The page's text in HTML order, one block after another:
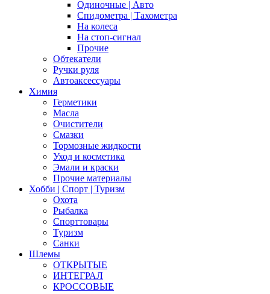
Одиночные | Авто
Спидометра | Тахометра
На колеса
На стоп-сигнал
Прочие
Обтекатели
Ручки руля
Автоаксессуары
Химия
Герметики
Масла
Очистители
Смазки
Тормозные жидкости
Уход и косметика
Эмали и краски
Прочие материалы
Хобби | Cпорт | Туризм
Охота
Рыбалка
Спорттовары
Туризм
Санки
Шлемы
ОТКРЫТЫЕ
ИНТЕГРАЛ
КРОССОВЫЕ